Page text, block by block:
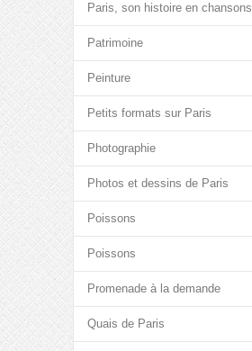
Paris, son histoire en chansons
Patrimoine
Peinture
Petits formats sur Paris
Photographie
Photos et dessins de Paris
Poissons
Poissons
Promenade à la demande
Quais de Paris